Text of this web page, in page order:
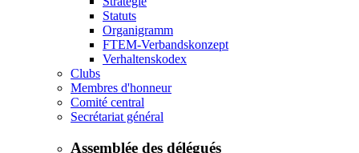
Statuts
Organigramm
FTEM-Verbandskonzept
Verhaltenskodex
Clubs
Membres d'honneur
Comité central
Secrétariat général
Assemblée des délégués